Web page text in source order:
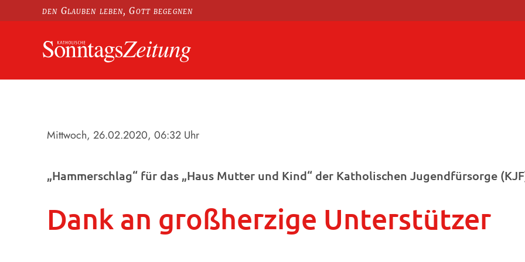
den Glauben leben, Gott begegnen
Mittwoch, 26.02.2020, 06:32 Uhr
„Hammerschlag“ für das „Haus Mutter und Kind“ der Katholischen Jugendfürsorge
Dank an großherzige Unterstützer